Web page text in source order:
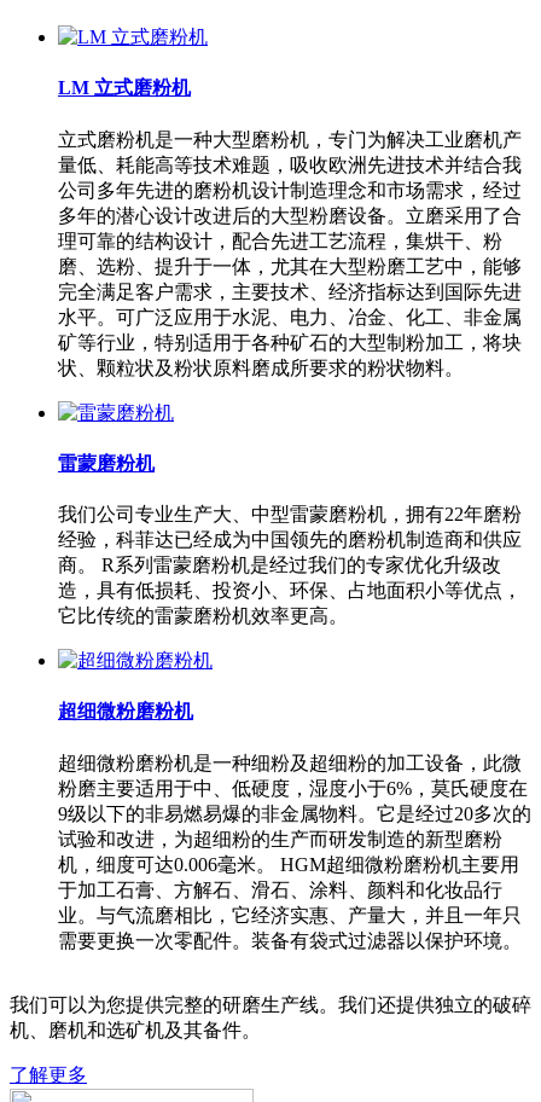
LM 立式磨粉机
立式磨粉机是一种大型磨粉机，专门为解决工业磨机产
量低、耗能高等技术难题，吸收欧洲先进技术并结合我
公司多年先进的磨粉机设计制造理念和市场需求，经过
多年的潜心设计改进后的大型粉磨设备。立磨采用了合
理可靠的结构设计，配合先进工艺流程，集烘干、粉
磨、选粉、提升于一体，尤其在大型粉磨工艺中，能够
完全满足客户需求，主要技术、经济指标达到国际先进
水平。可广泛应用于水泥、电力、冶金、化工、非金属
矿等行业，特别适用于各种矿石的大型制粉加工，将块
状、颗粒状及粉状原料磨成所要求的粉状物料。
雷蒙磨粉机
我们公司专业生产大、中型雷蒙磨粉机，拥有22年磨粉
经验，科菲达已经成为中国领先的磨粉机制造商和供应
商。 R系列雷蒙磨粉机是经过我们的专家优化升级改
造，具有低损耗、投资小、环保、占地面积小等优点，
它比传统的雷蒙磨粉机效率更高。
超细微粉磨粉机
超细微粉磨粉机是一种细粉及超细粉的加工设备，此微
粉磨主要适用于中、低硬度，湿度小于6%，莫氏硬度在
9级以下的非易燃易爆的非金属物料。它是经过20多次的
试验和改进，为超细粉的生产而研发制造的新型磨粉
机，细度可达0.006毫米。 HGM超细微粉磨粉机主要用
于加工石膏、方解石、滑石、涂料、颜料和化妆品行
业。与气流磨相比，它经济实惠、产量大，并且一年只
需要更换一次零配件。装备有袋式过滤器以保护环境。
我们可以为您提供完整的研磨生产线。我们还提供独立的破碎
机、磨机和选矿机及其备件。
了解更多